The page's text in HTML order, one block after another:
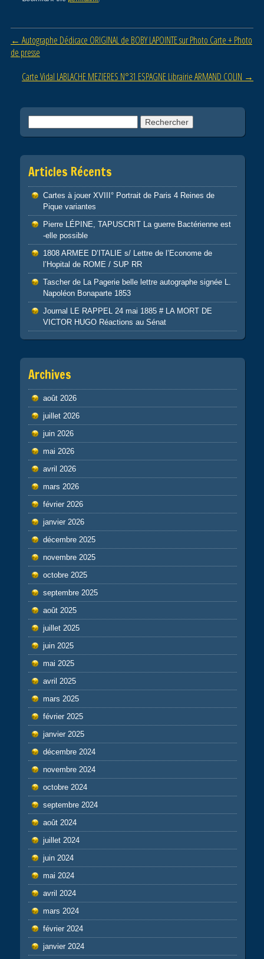
o
k
Post navigation
← Autographe Dédicace ORIGINAL de BOBY LAPOINTE sur Photo Carte + Photo
de presse
Carte Vidal LABLACHE MEZIERES N°31 ESPAGNE Librairie ARMAND COLIN →
Articles Récents
Cartes à jouer XVIII° Portrait de Paris 4 Reines de
Pique variantes
Pierre LÉPINE, TAPUSCRIT La guerre Bactérienne est
-elle possible
1808 ARMEE D’ITALIE s/ Lettre de l’Econome de
l’Hopital de ROME / SUP RR
Tascher de La Pagerie belle lettre autographe signée L.
Napoléon Bonaparte 1853
Journal LE RAPPEL 24 mai 1885 # LA MORT DE
VICTOR HUGO Réactions au Sénat
Archives
août 2026
juillet 2026
juin 2026
mai 2026
avril 2026
mars 2026
février 2026
janvier 2026
décembre 2025
novembre 2025
octobre 2025
septembre 2025
août 2025
juillet 2025
juin 2025
mai 2025
avril 2025
mars 2025
février 2025
janvier 2025
décembre 2024
novembre 2024
octobre 2024
septembre 2024
août 2024
juillet 2024
juin 2024
mai 2024
avril 2024
mars 2024
février 2024
janvier 2024